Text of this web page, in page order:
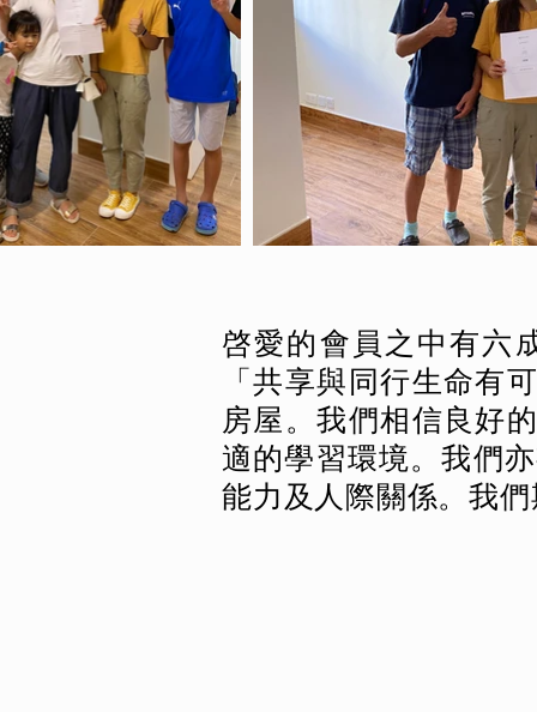
啓愛的會員之中有六
「共享與同行生命有
房屋。我們相信良好
適的學習環境。我們
能力及人際關係。我